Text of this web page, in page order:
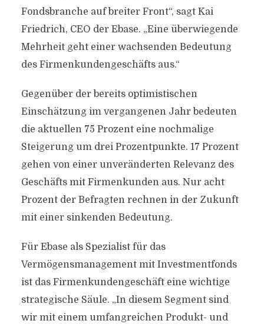
Fondsbranche auf breiter Front“, sagt Kai
Friedrich, CEO der Ebase. „Eine überwiegende
Mehrheit geht einer wachsenden Bedeutung
des Firmenkundengeschäfts aus.“
Gegenüber der bereits optimistischen
Einschätzung im vergangenen Jahr bedeuten
die aktuellen 75 Prozent eine nochmalige
Steigerung um drei Prozentpunkte. 17 Prozent
gehen von einer unveränderten Relevanz des
Geschäfts mit Firmenkunden aus. Nur acht
Prozent der Befragten rechnen in der Zukunft
mit einer sinkenden Bedeutung.
Für Ebase als Spezialist für das
Vermögensmanagement mit Investmentfonds
ist das Firmenkundengeschäft eine wichtige
strategische Säule. „In diesem Segment sind
wir mit einem umfangreichen Produkt- und